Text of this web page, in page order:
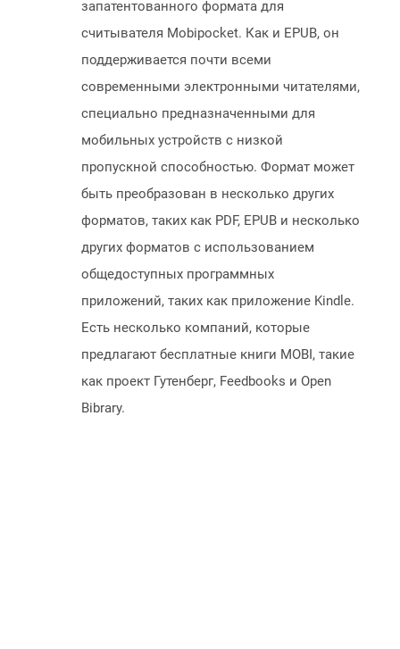
запатентованного формата для
считывателя Mobipocket. Как и EPUB, он
поддерживается почти всеми
современными электронными читателями,
специально предназначенными для
мобильных устройств с низкой
пропускной способностью. Формат может
быть преобразован в несколько других
форматов, таких как PDF, EPUB и несколько
других форматов с использованием
общедоступных программных
приложений, таких как приложение Kindle.
Есть несколько компаний, которые
предлагают бесплатные книги MOBI, такие
как проект Гутенберг, Feedbooks и Open
Bibrary.